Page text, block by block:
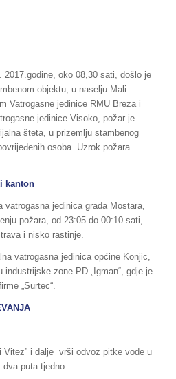
2017.godine, oko 08,30 sati, došlo je
objektu, u naselju Mali
Vatrogasne jedinice RMU Breza i
jedinice Visoko, požar je
šteta, u prizemlju stambenog
osoba. Uzrok požara
kanton
vatrogasna jedinica grada Mostara,
požara, od 23:05 do 00:10 sati,
i nisko rastinje.
vatrogasna jedinica općine Konjic,
zone PD „Igman“, gdje je
„Surtec“.
Vitez” i dalje vrši odvoz pitke vode u
dva puta tjedno.